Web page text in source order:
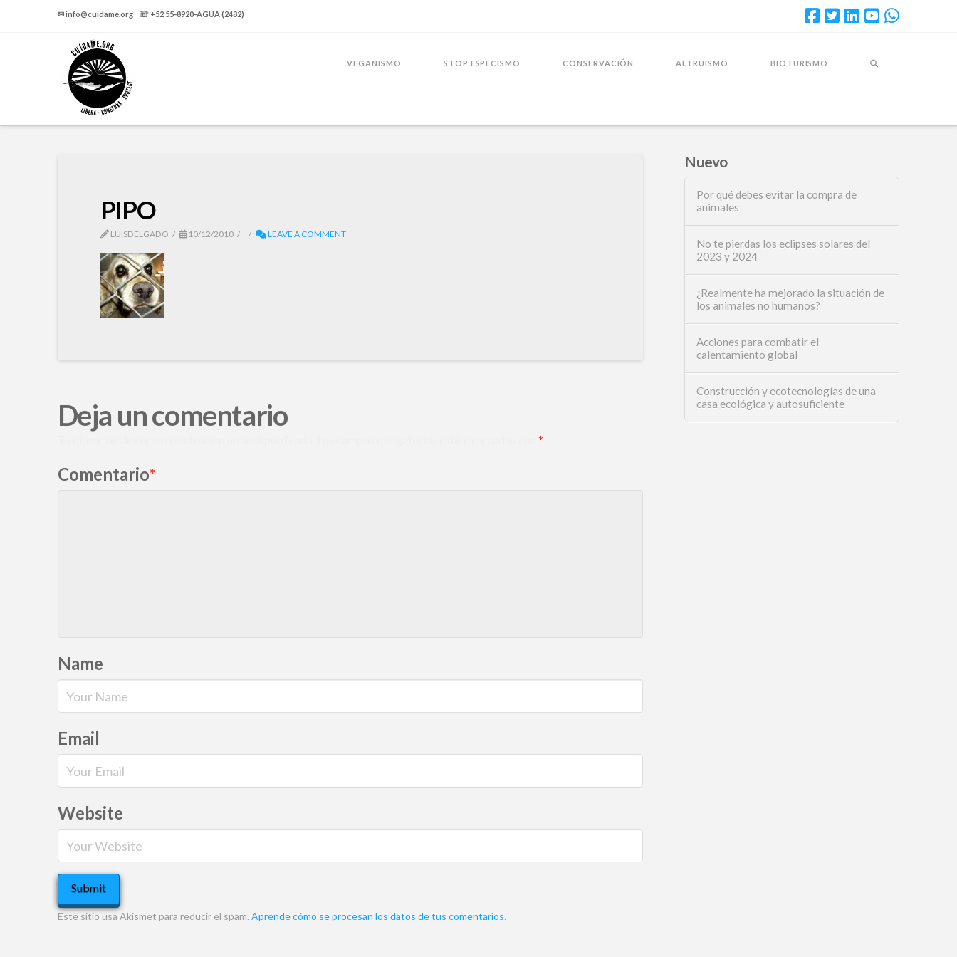
✉ info@cuidame.org ☏ +52 55-8920-AGUA (2482)
VEGANISMO STOP ESPECISMO CONSERVACIÓN ALTRUISMO BIOTURISMO
PIPO
LUISDELGADO 10/12/2010 LEAVE A COMMENT
Deja un comentario
*
Comentario*
Name
Email
Website
Este sitio usa Akismet para reducir el spam. Aprende cómo se procesan los datos de tus comentarios.
Nuevo
Por qué debes evitar la compra de
animales
No te pierdas los eclipses solares del
2023 y 2024
¿Realmente ha mejorado la situación de
los animales no humanos?
Acciones para combatir el
calentamiento global
Construcción y ecotecnologías de una
casa ecológica y autosuficiente